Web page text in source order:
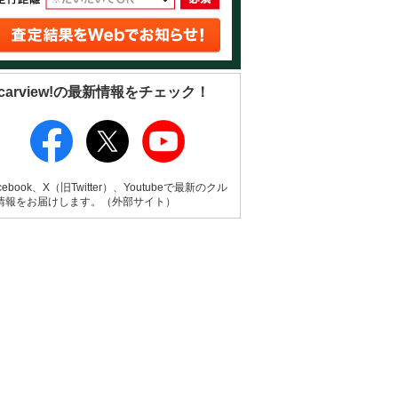
の最新情報をチェック！
、X（旧Twitter）、Youtubeで最新のクル
報をお届けします。（外部サイト）